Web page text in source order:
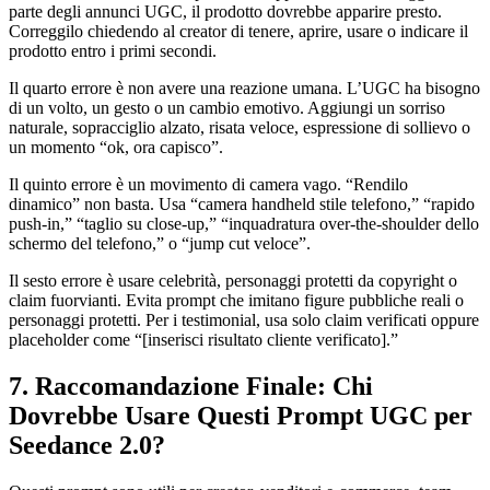
parte degli annunci UGC, il prodotto dovrebbe apparire presto.
Correggilo chiedendo al creator di tenere, aprire, usare o indicare il
prodotto entro i primi secondi.
Il quarto errore è non avere una reazione umana. L’UGC ha bisogno
di un volto, un gesto o un cambio emotivo. Aggiungi un sorriso
naturale, sopracciglio alzato, risata veloce, espressione di sollievo o
un momento “ok, ora capisco”.
Il quinto errore è un movimento di camera vago. “Rendilo
dinamico” non basta. Usa “camera handheld stile telefono,” “rapido
push-in,” “taglio su close-up,” “inquadratura over-the-shoulder dello
schermo del telefono,” o “jump cut veloce”.
Il sesto errore è usare celebrità, personaggi protetti da copyright o
claim fuorvianti. Evita prompt che imitano figure pubbliche reali o
personaggi protetti. Per i testimonial, usa solo claim verificati oppure
placeholder come “[inserisci risultato cliente verificato].”
7. Raccomandazione Finale: Chi
Dovrebbe Usare Questi Prompt UGC per
Seedance 2.0?